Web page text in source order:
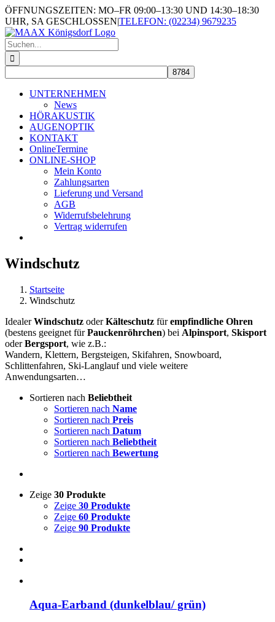
Skip
to
content
ÖFFNUNGSZEITEN: MO–FR 09:00–13:30 UND 14:30–18:30
UHR, SA GESCHLOSSEN|TELEFON: (02234) 9679235
Suche
nach:
UNTERNEHMEN
News
HÖRAKUSTIK
AUGENOPTIK
KONTAKT
OnlineTermine
ONLINE-SHOP
Mein Konto
Zahlungsarten
Lieferung und Versand
AGB
Widerrufsbelehrung
Vertrag widerrufen
Windschutz
Startseite
Windschutz
IdealerWindschutz oderKälteschutz fürempfindliche Ohren
(bestens geeignet fürPauckenröhrchen) bei Alpinsport, Skisport
oderBergsport, wie z.B.:
Wandern, Klettern, Bergsteigen, Skifahren, Snowboard,
Schlittenfahren, Ski-Langlauf und viele weitere
Anwendungsarten…
Sortieren nach Beliebtheit
Sortieren nach Name
Sortieren nach Preis
Sortieren nach Datum
Sortieren nach Beliebtheit
Sortieren nach Bewertung
Zeige 30 Produkte
Zeige 30 Produkte
Zeige 60 Produkte
Zeige 90 Produkte
Aqua-Earband (dunkelblau/ grün)